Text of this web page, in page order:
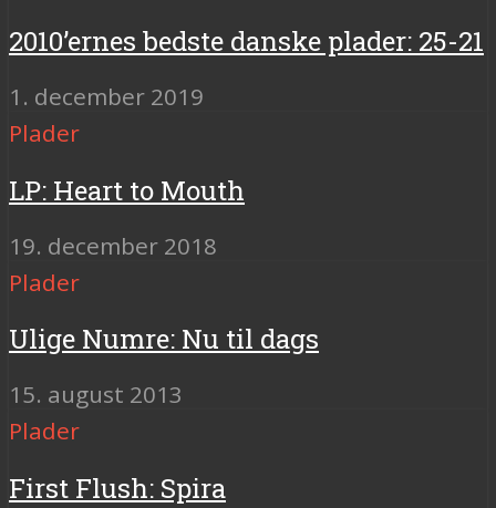
2010’ernes bedste danske plader: 25-21
1. december 2019
Plader
LP: Heart to Mouth
19. december 2018
Plader
Ulige Numre: Nu til dags
15. august 2013
Plader
First Flush: Spira